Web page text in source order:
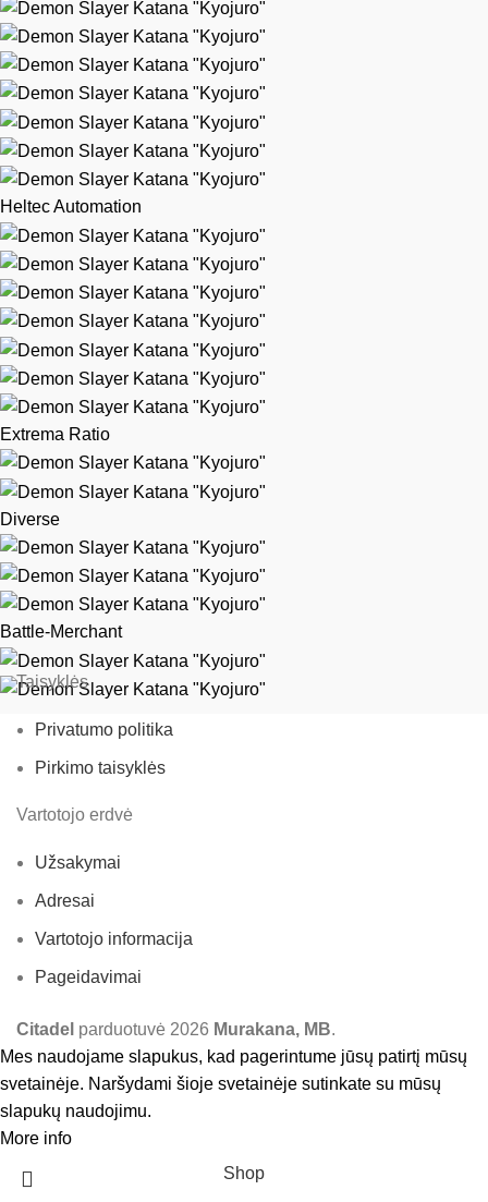
Heltec Automation
Extrema Ratio
Diverse
Battle-Merchant
Taisyklės
Privatumo politika
Pirkimo taisyklės
Vartotojo erdvė
Užsakymai
Adresai
Vartotojo informacija
Pageidavimai
Citadel parduotuvė 2026 Murakana, MB.
Mes naudojame slapukus, kad pagerintume jūsų patirtį mūsų
svetainėje. Naršydami šioje svetainėje sutinkate su mūsų
slapukų naudojimu.
More info
Shop